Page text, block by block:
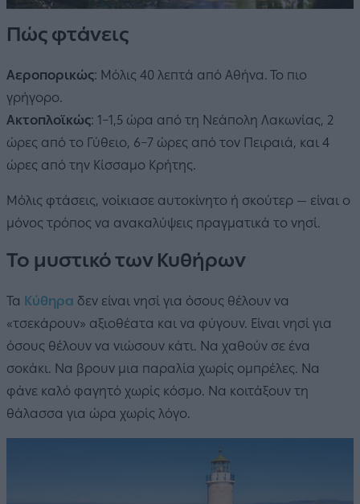
Πώς φτάνεις
Αεροπορικώς: Μόλις 40 λεπτά από Αθήνα. Το πιο
γρήγορο.
Ακτοπλοϊκώς: 1–1,5 ώρα από τη Νεάπολη Λακωνίας, 2
ώρες από το Γύθειο, 6–7 ώρες από τον Πειραιά, και 4
ώρες από την Κίσσαμο Κρήτης.
Μόλις φτάσεις, νοίκιασε αυτοκίνητο ή σκούτερ — είναι ο
μόνος τρόπος να ανακαλύψεις πραγματικά το νησί.
Το μυστικό των Κυθήρων
Τα Κύθηρα δεν είναι νησί για όσους θέλουν να
«τσεκάρουν» αξιοθέατα και να φύγουν. Είναι νησί για
όσους θέλουν να νιώσουν κάτι. Να χαθούν σε ένα
σοκάκι. Να βρουν μια παραλία χωρίς ομπρέλες. Να
φάνε καλό φαγητό χωρίς κόσμο. Να κοιτάξουν τη
θάλασσα για ώρα χωρίς λόγο.